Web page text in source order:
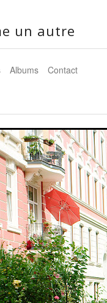
un autre
Albums Contact